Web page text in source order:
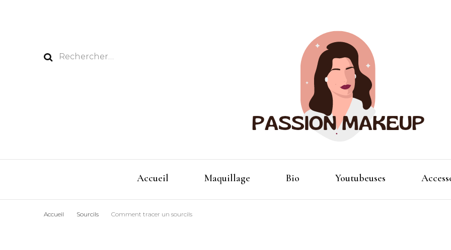
Rechercher :
Accueil Maquillage Bio Youtubeuses
Accueil Sourcils Comment tracer un sourcils